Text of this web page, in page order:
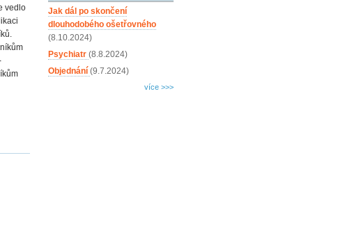
vedlo
Jak dál po skončení
dlouhodobého ošetřovného
(8.10.2024)
Psychiatr (8.8.2024)
Objednání (9.7.2024)
více >>>